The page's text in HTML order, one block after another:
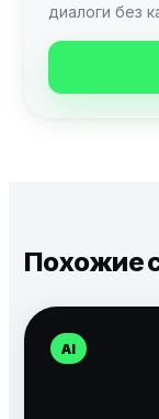
диалоги без
Похожие
AI